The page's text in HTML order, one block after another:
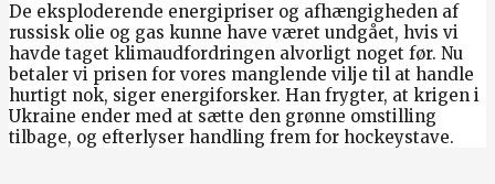
De eksploderende energipriser og afhængigheden af
russisk olie og gas kunne have været undgået, hvis vi
havde taget klimaudfordringen alvorligt noget før. Nu
betaler vi prisen for vores manglende vilje til at handle
hurtigt nok, siger energiforsker. Han frygter, at krigen i
Ukraine ender med at sætte den grønne omstilling
tilbage, og efterlyser handling frem for hockeystave.